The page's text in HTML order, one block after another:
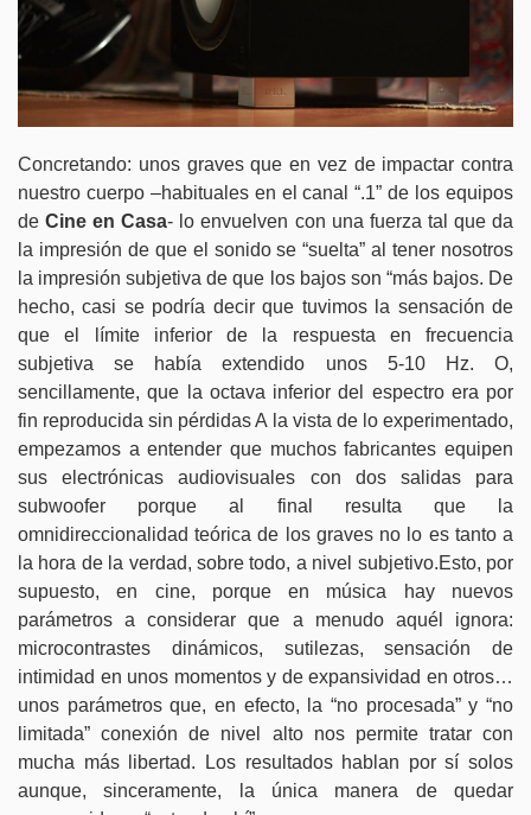
Concretando: unos graves que en vez de impactar contra
nuestro cuerpo –habituales en el canal “.1” de los equipos
de Cine en Casa- lo envuelven con una fuerza tal que da
la impresión de que el sonido se “suelta” al tener nosotros
la impresión subjetiva de que los bajos son “más bajos. De
hecho, casi se podría decir que tuvimos la sensación de
que el límite inferior de la respuesta en frecuencia
subjetiva se había extendido unos 5-10 Hz. O,
sencillamente, que la octava inferior del espectro era por
fin reproducida sin pérdidas A la vista de lo experimentado,
empezamos a entender que muchos fabricantes equipen
sus electrónicas audiovisuales con dos salidas para
subwoofer porque al final resulta que la
omnidireccionalidad teórica de los graves no lo es tanto a
la hora de la verdad, sobre todo, a nivel subjetivo.Esto, por
supuesto, en cine, porque en música hay nuevos
parámetros a considerar que a menudo aquél ignora:
microcontrastes dinámicos, sutilezas, sensación de
intimidad en unos momentos y de expansividad en otros…
unos parámetros que, en efecto, la “no procesada” y “no
limitada” conexión de nivel alto nos permite tratar con
mucha más libertad. Los resultados hablan por sí solos
aunque, sinceramente, la única manera de quedar